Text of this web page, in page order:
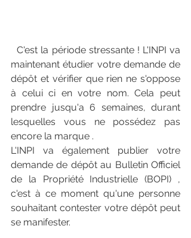
  C'est la période stressante ! L'INPI va
maintenant étudier votre demande de
dépôt et vérifier que rien ne s'oppose
à celui ci en votre nom. Cela peut
prendre jusqu'a 6 semaines, durant
lesquelles vous ne possédez pas
encore la marque .
L'INPI va également publier votre
demande de dépôt au Bulletin Officiel
de la Propriété Industrielle (BOPI) ,
c'est à ce moment qu'une personne
souhaitant contester votre dépôt peut
se manifester.